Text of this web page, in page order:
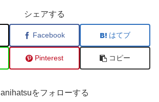
シェアする
Facebook はてブ
Pinterest コピー
anihatsuをフォローする